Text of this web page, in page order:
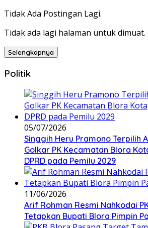
Tidak Ada Postingan Lagi.
Tidak ada lagi halaman untuk dimuat.
Selengkapnya
Politik
05/07/2026
Singgih Heru Pramono Terpilih
Golkar PK Kecamatan Blora
DPRD pada Pemilu 2029
11/06/2026
Arif Rohman Resmi Nahkodai
Tetapkan Bupati Blora Pimpin